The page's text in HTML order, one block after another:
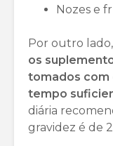
Nozes e
Por outro
os
tomados com
tempo
diária
gravidez é de